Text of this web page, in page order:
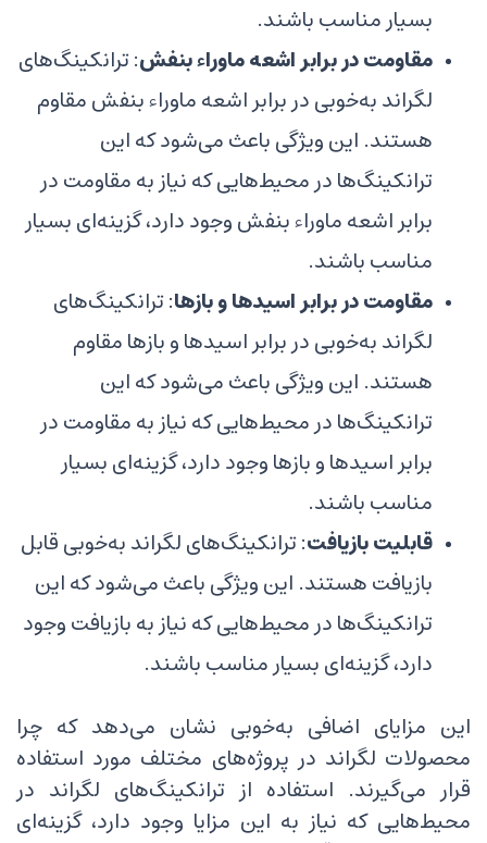
بسیار مناسب باشند.
مقاومت در برابر اشعه ماوراء بنفش: ترانکینگ‌های
لگراند به‌خوبی در برابر اشعه ماوراء بنفش مقاوم
هستند. این ویژگی باعث می‌شود که این
ترانکینگ‌ها در محیط‌هایی که نیاز به مقاومت در
برابر اشعه ماوراء بنفش وجود دارد، گزینه‌ای بسیار
مناسب باشند.
مقاومت در برابر اسیدها و بازها: ترانکینگ‌های
لگراند به‌خوبی در برابر اسیدها و بازها مقاوم
هستند. این ویژگی باعث می‌شود که این
ترانکینگ‌ها در محیط‌هایی که نیاز به مقاومت در
برابر اسیدها و بازها وجود دارد، گزینه‌ای بسیار
مناسب باشند.
قابلیت بازیافت: ترانکینگ‌های لگراند به‌خوبی قابل
بازیافت هستند. این ویژگی باعث می‌شود که این
ترانکینگ‌ها در محیط‌هایی که نیاز به بازیافت وجود
دارد، گزینه‌ای بسیار مناسب باشند.
این مزایای اضافی به‌خوبی نشان می‌دهد که چرا
محصولات لگراند در پروژه‌های مختلف مورد استفاده
قرار می‌گیرند. استفاده از ترانکینگ‌های لگراند در
محیط‌هایی که نیاز به این مزایا وجود دارد، گزینه‌ای